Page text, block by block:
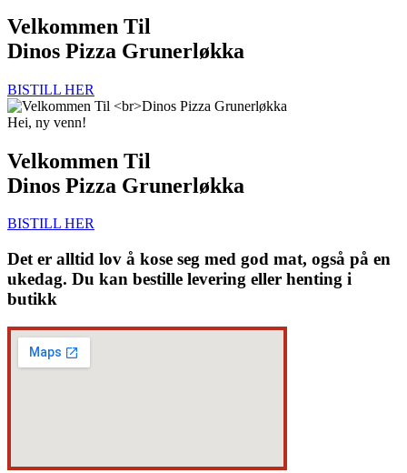
Velkommen Til
Dinos Pizza Grunerløkka
BISTILL HER
Hei, ny venn!
Velkommen Til
Dinos Pizza Grunerløkka
BISTILL HER
Det er alltid lov å kose seg med god mat, også på en
ukedag. Du kan bestille levering eller henting i
butikk